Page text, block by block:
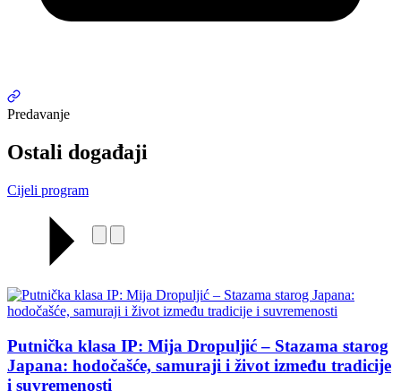
Predavanje
Ostali događaji
Cijeli program
Putnička klasa IP: Mija Dropuljić – Stazama starog
Japana: hodočašće, samuraji i život između tradicije
i suvremenosti